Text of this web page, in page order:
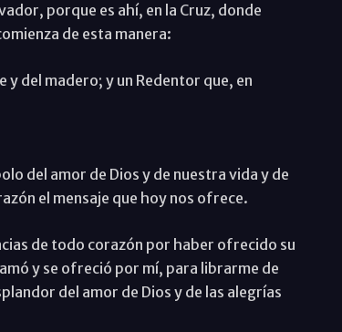
porque es ahí, en la Cruz, donde
de esta manera:
del madero; y un Redentor que, en
del amor de Dios y de nuestra vida y de
el mensaje que hoy nos ofrece.
de todo corazón por haber ofrecido su
y se ofreció por mí, para librarme de
del amor de Dios y de las alegrías